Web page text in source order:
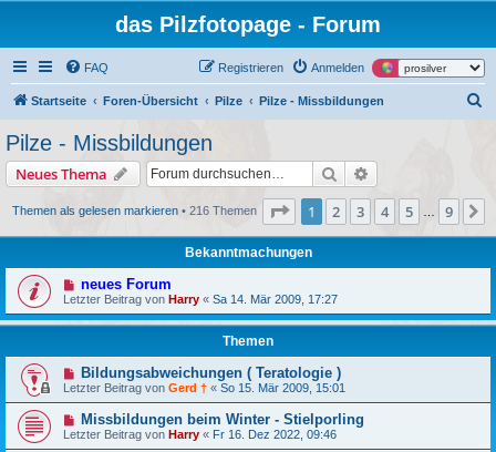
das Pilzfotopage - Forum
FAQ Anmelden
Registrieren
Startseite Foren-Übersicht Pilze Pilze - Missbildungen
Pilze - Missbildungen
Neues Thema Suche
Themen als gelesen markieren• 216 Themen Seite 1von
1 2 3 4 5 9
Bekanntmachungen
neues Forum
Letzter Beitrag von Harry « Sa 14. Mär 2009, 17:27
Themen
Bildungsabweichungen ( Teratologie )
Letzter Beitrag von Gerd † « So 15. Mär 2009, 15:01
Missbildungen beim Winter - Stielporling
Letzter Beitrag von Harry « Fr 16. Dez 2022, 09:46